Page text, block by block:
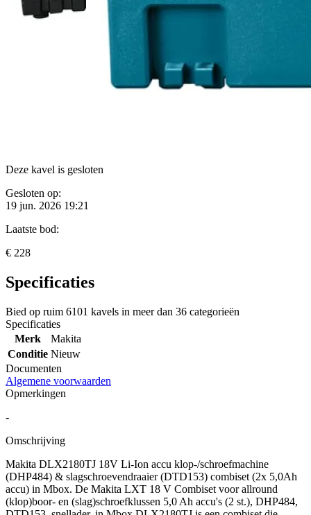
Deze kavel is gesloten
Gesloten op:
19 jun. 2026 19:21
Laatste bod:
€ 228
Specificaties
Bied op ruim 6101 kavels in meer dan 36 categorieën
Specificaties
Merk
Makita
Conditie Nieuw
Documenten
Algemene voorwaarden
Opmerkingen
-
Omschrijving
Makita DLX2180TJ 18V Li-Ion accu klop-/schroefmachine
(DHP484) & slagschroevendraaier (DTD153) combiset (2x 5,0Ah
accu) in Mbox. De Makita LXT 18 V Combiset voor allround
(klop)boor- en (slag)schroefklussen 5,0 Ah accu's (2 st.), DHP484,